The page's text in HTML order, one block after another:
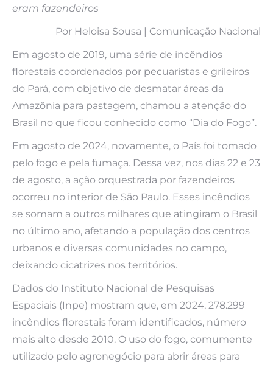
eram fazendeiros
Por Heloisa Sousa | Comunicação Nacional
Em agosto de 2019, uma série de incêndios
florestais coordenados por pecuaristas e grileiros
do Pará, com objetivo de desmatar áreas da
Amazônia para pastagem, chamou a atenção do
Brasil no que ficou conhecido como “Dia do Fogo”.
Em agosto de 2024, novamente, o País foi tomado
pelo fogo e pela fumaça. Dessa vez, nos dias 22 e 23
de agosto, a ação orquestrada por fazendeiros
ocorreu no interior de São Paulo. Esses incêndios
se somam a outros milhares que atingiram o Brasil
no último ano, afetando a população dos centros
urbanos e diversas comunidades no campo,
deixando cicatrizes nos territórios.
Dados do Instituto Nacional de Pesquisas
Espaciais (Inpe) mostram que, em 2024, 278.299
incêndios florestais foram identificados, número
mais alto desde 2010. O uso do fogo, comumente
utilizado pelo agronegócio para abrir áreas para